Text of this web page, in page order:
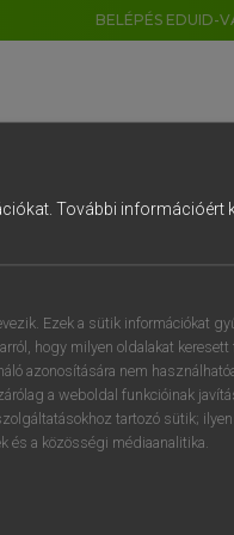
BELÉPÉS EDUID-
További információért
Ezek a sütik információkat
hogy milyen oldalakat keresett
azonosítására nem
a weboldal funkcióinak
tartozó sütik;
és a közösségi médiaanalitika.
6 7 8 9
z u i
j k l é
b n m , .